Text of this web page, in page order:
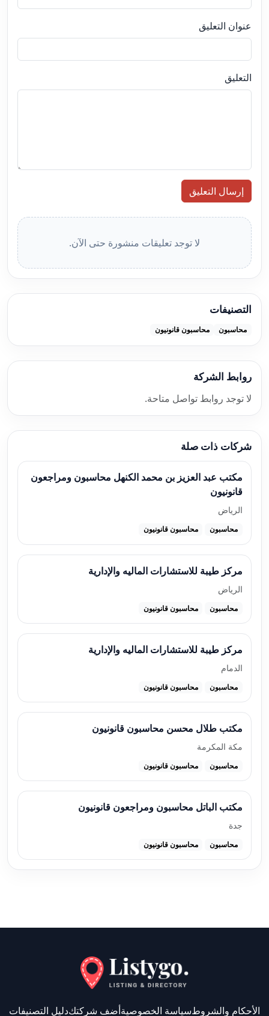
عنوان التعليق
التعليق
إرسال التعليق
لا توجد تعليقات منشورة حتى الآن.
التصنيفات
محاسبون محاسبون قانونيون
روابط الشركة
لا توجد روابط تواصل متاحة.
شركات ذات صلة
مكتب عبد العزيز بن محمد الكنهل محاسبون ومراجعون
قانونيون
الرياض
محاسبون محاسبون قانونيون
مركز طيبة للاستشارات الماليه والإدارية
الرياض
محاسبون محاسبون قانونيون
مركز طيبة للاستشارات الماليه والإدارية
الدمام
محاسبون محاسبون قانونيون
مكتب طلال محسن محاسبون قانونيون
مكة المكرمة
محاسبون محاسبون قانونيون
مكتب الباتل محاسبون ومراجعون قانونيون
جدة
محاسبون محاسبون قانونيون
الأحكام والشروطسياسة الخصوصيةأضف شركتكدليل التصنيفات